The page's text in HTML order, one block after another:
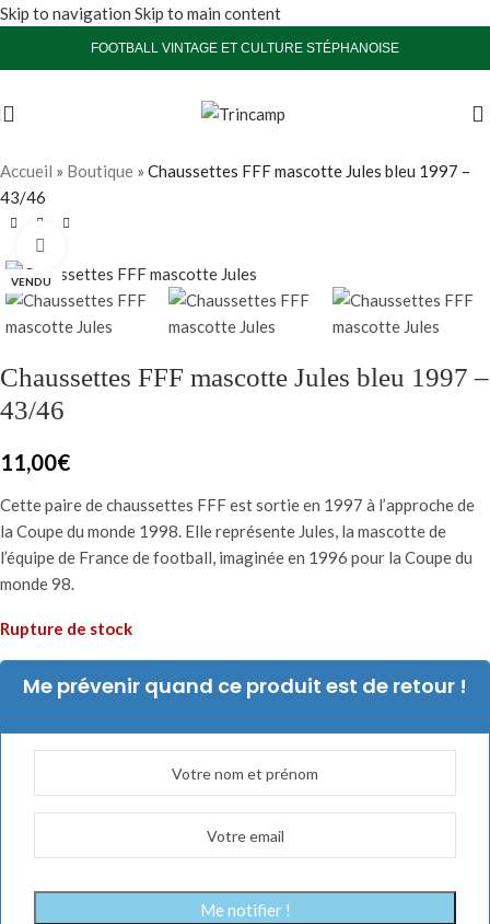
Skip to navigation Skip to main content
FOOTBALL VINTAGE ET CULTURE STÉPHANOISE
Accueil » Boutique » Chaussettes FFF mascotte Jules bleu 1997 –
43/46
VENDU
Chaussettes FFF mascotte Jules bleu 1997 –
43/46
11,00€
Cette paire de chaussettes FFF est sortie en 1997 à l’approche de
la Coupe du monde 1998. Elle représente Jules, la mascotte de
l’équipe de France de football, imaginée en 1996 pour la Coupe du
monde 98.
Rupture de stock
Me prévenir quand ce produit est de retour !
Me notifier !